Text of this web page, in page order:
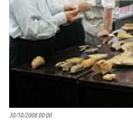
30/10/2008 00:00